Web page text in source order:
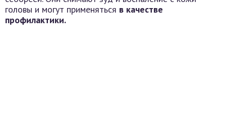
головы и могут применяться в качестве
профилактики.